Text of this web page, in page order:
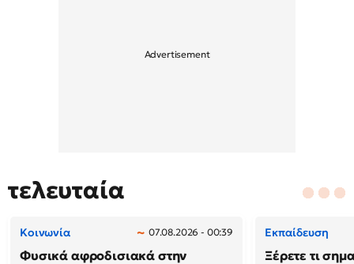
τελευταία
Κοινωνία 07.08.2026 - 00:39
Φυσικά αφροδισιακά στην
Εκπαίδευση
Ξέρετε τι